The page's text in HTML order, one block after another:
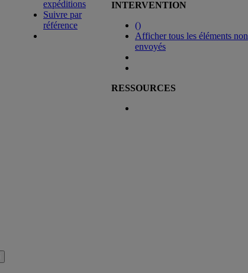
expéditions
Suivre par
référence
INTERVENTION
()
Afficher tous les éléments non
envoyés
RESSOURCES